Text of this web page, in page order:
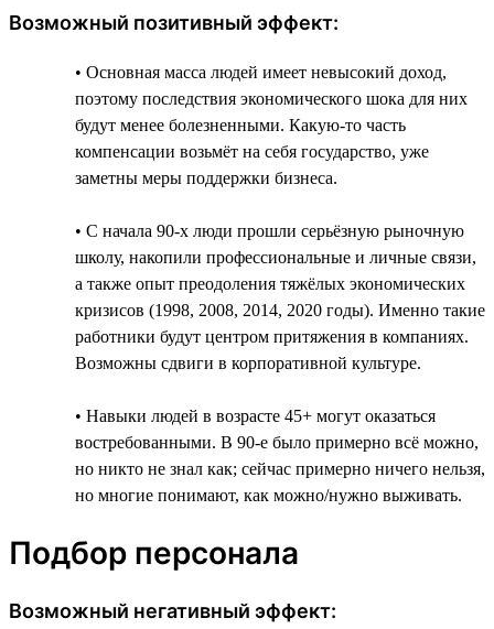
Возможный позитивный эффект:
• Основная масса людей имеет невысокий доход,
поэтому последствия экономического шока для них
будут менее болезненными. Какую-то часть
компенсации возьмёт на себя государство, уже
заметны меры поддержки бизнеса.
• С начала 90-х люди прошли серьёзную рыночную
школу, накопили профессиональные и личные связи,
а также опыт преодоления тяжёлых экономических
кризисов (1998, 2008, 2014, 2020 годы). Именно такие
работники будут центром притяжения в компаниях.
Возможны сдвиги в корпоративной культуре.
• Навыки людей в возрасте 45+ могут оказаться
востребованными. В 90-е было примерно всё можно,
но никто не знал как; сейчас примерно ничего нельзя,
но многие понимают, как можно/нужно выживать.
Подбор персонала
Возможный негативный эффект: